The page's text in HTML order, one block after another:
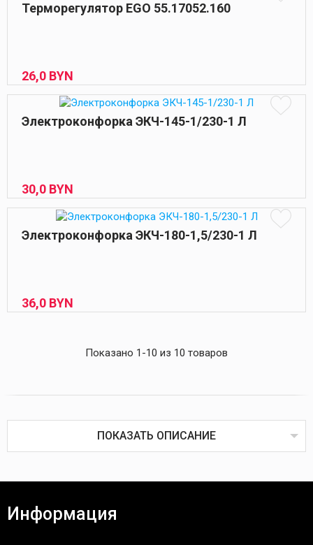
Терморегулятор EGO 55.17052.160
26,0 BYN
Электроконфорка ЭКЧ-145-1/230-1 Л
30,0 BYN
Электроконфорка ЭКЧ-180-1,5/230-1 Л
36,0 BYN
Показано 1-10 из 10 товаров
ПОКАЗАТЬ ОПИСАНИЕ
Информация